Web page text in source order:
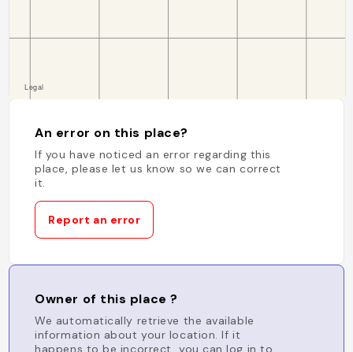
An error on this place?
If you have noticed an error regarding this
place, please let us know so we can correct
it.
Report an error
Owner of this place ?
We automatically retrieve the available
information about your location. If it
happens to be incorrect, you can log in to